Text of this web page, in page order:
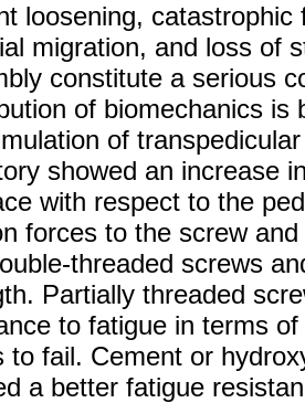
loosening,
migration, and loss of
constitute a serious
of biomechanics is
of
showed an increase
with respect to the
forces to the screw
threaded screws
Partially threaded
to fatigue in terms
to fail. Cement or
a better fatigue